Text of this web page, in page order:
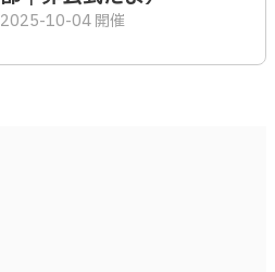
2025-10-04 開催